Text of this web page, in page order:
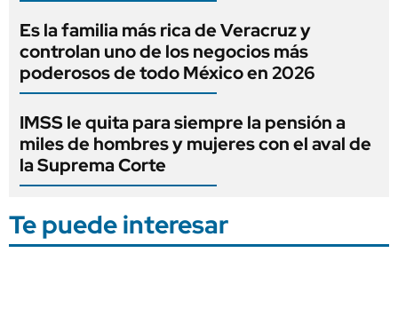
Es la familia más rica de Veracruz y
controlan uno de los negocios más
poderosos de todo México en 2026
IMSS le quita para siempre la pensión a
miles de hombres y mujeres con el aval de
la Suprema Corte
Te puede interesar